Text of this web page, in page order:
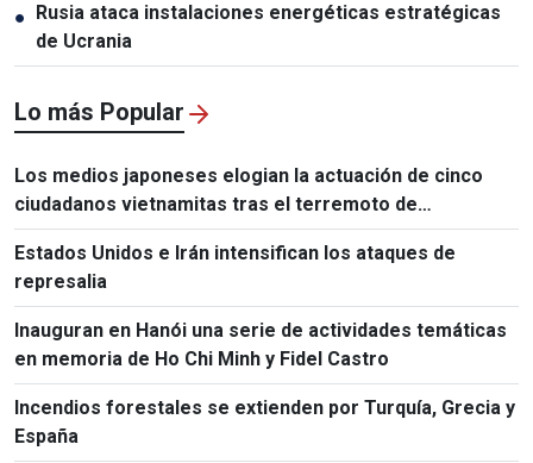
● Rusia ataca instalaciones energéticas estratégicas
de Ucrania
Lo más Popular
Los medios japoneses elogian la actuación de cinco
ciudadanos vietnamitas tras el terremoto de
Kumamoto
Estados Unidos e Irán intensifican los ataques de
represalia
Inauguran en Hanói una serie de actividades temáticas
en memoria de Ho Chi Minh y Fidel Castro
Incendios forestales se extienden por Turquía, Grecia y
España